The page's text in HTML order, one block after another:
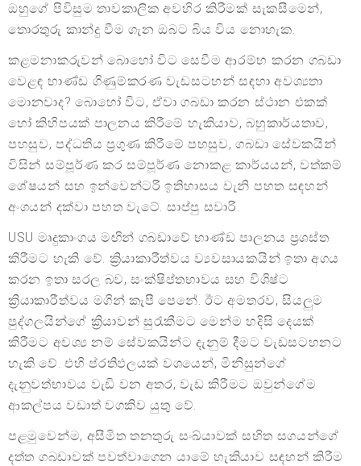
ඔහුගේ පිවිසුම තාවකාලික අවහිර කිරීමක් සැකසීමෙන්,
තොරතුරු කාන්දු වීම ගැන ඔබට බිය විය නොහැක.
කළමනාකරුවන් බොහෝ විට සෙවීම ආරම්භ කරන ගබඩා
වෙළඳ භාණ්ඩ ගිණුම්කරණ වැඩසටහන් සඳහා අවශ්‍යතා
මොනවාද? බොහෝ විට, ඒවා ගබඩා කරන ස්ථාන එකක්
හෝ කිහිපයක් පාලනය කිරීමේ හැකියාව, බහුකාර්යතාව,
පහසුව, පද්ධතිය ප්‍රගුණ කිරීමේ පහසුව, ගබඩා සේවකයින්
විසින් සම්පූර්ණ කර සම්පූර්ණ නොකළ කාර්යයන්, වත්කම්
ශේෂයන් සහ ඉන්වෙන්ටරි ඉතිහාසය වැනි පහත සඳහන්
අංගයන් දක්වා පහත වැටේ. සාප්පු සවාරි.
USU මෘදුකාංගය මඟින් ගබඩාවේ භාණ්ඩ පාලනය ප්‍රශස්ත
කිරීමට හැකි වේ. ක්‍රියාකාරීත්වය ව්‍යවසායකයින් ඉතා අගය
කරන ඉතා සරල බව, සංක්ෂිප්තභාවය සහ විශිෂ්ට
ක්‍රියාකාරීත්වය මගින් කැපී පෙනේ. ඊට අමතරව, සියලුම
පුද්ගලයින්ගේ ක්‍රියාවන් සුරැකීමට මෙන්ම හදිසි දෙයක්
කිරීමට අවශ්‍ය නම් සේවකයින්ට දැනුම් දීමට වැඩසටහනට
හැකි වේ. එහි ප්රතිඵලයක් වශයෙන්, මිනිසුන්ගේ
දැනුවත්භාවය වැඩි වන අතර, වැඩ කිරීමට ඔවුන්ගේම
ආකල්පය වඩාත් වගකිව යුතු වේ.
පළමුවෙන්ම, අසීමිත තනතුරු සංඛ්යාවක් සහිත සගයන්ගේ
දත්ත ගබඩාවක් පවත්වාගෙන යාමේ හැකියාව සඳහන් කිරීම